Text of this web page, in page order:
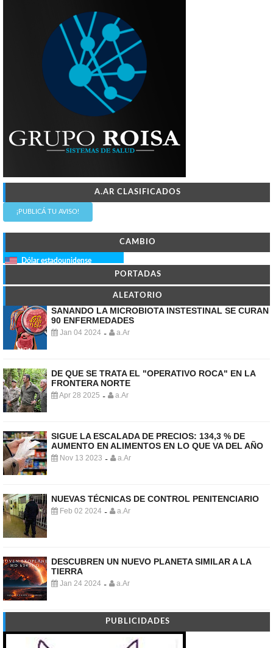
A.AR CLASIFICADOS
¡PUBLICÁ TU AVISO!
CAMBIO
Dólar estadounidense
PORTADAS
ALEATORIO
SANANDO LA MICROBIOTA INSTESTINAL SE CURAN
90 ENFERMEDADES
Jan 04 2024 - a.Ar
DE QUE SE TRATA EL "OPERATIVO ROCA" EN LA
FRONTERA NORTE
Apr 28 2025 - a.Ar
SIGUE LA ESCALADA DE PRECIOS: 134,3 % DE
AUMENTO EN ALIMENTOS EN LO QUE VA DEL AÑO
Nov 13 2023 - a.Ar
NUEVAS TÉCNICAS DE CONTROL PENITENCIARIO
Feb 02 2024 - a.Ar
DESCUBREN UN NUEVO PLANETA SIMILAR A LA
TIERRA
Jan 24 2024 - a.Ar
PUBLICIDADES